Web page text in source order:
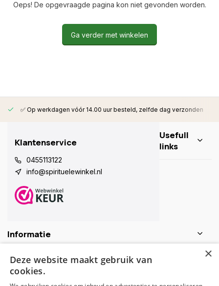
Oeps! De opgevraagde pagina kon niet gevonden worden.
Ga verder met winkelen
✅ Op werkdagen vóór 14.00 uur besteld, zelfde dag verzonden
Klantenservice
0455113122
info@spirituelewinkel.nl
Usefull
links
Informatie
Contactgegevens ×
Deze website maakt gebruik van
cookies.